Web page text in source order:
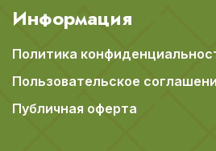
Информация
Политика
Пользовательское
Публичная оферта